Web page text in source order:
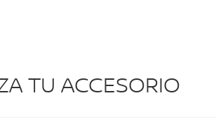
TU ACCESORIO